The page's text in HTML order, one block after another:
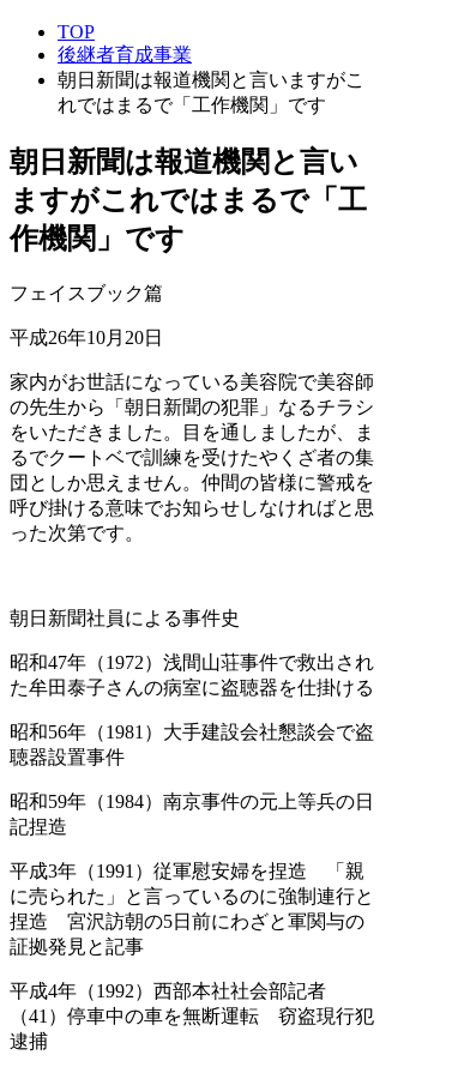
TOP
後継者育成事業
朝日新聞は報道機関と言いますがこ
れではまるで「工作機関」です
朝日新聞は報道機関と言い
ますがこれではまるで「工
作機関」です
フェイスブック篇
平成26年10月20日
家内がお世話になっている美容院で美容師
の先生から「朝日新聞の犯罪」なるチラシ
をいただきました。目を通しましたが、ま
るでクートベで訓練を受けたやくざ者の集
団としか思えません。仲間の皆様に警戒を
呼び掛ける意味でお知らせしなければと思
った次第です。
朝日新聞社員による事件史
昭和47年（1972）浅間山荘事件で救出され
た牟田泰子さんの病室に盗聴器を仕掛ける
昭和56年（1981）大手建設会社懇談会で盗
聴器設置事件
昭和59年（1984）南京事件の元上等兵の日
記捏造
平成3年（1991）従軍慰安婦を捏造 「親
に売られた」と言っているのに強制連行と
捏造 宮沢訪朝の5日前にわざと軍関与の
証拠発見と記事
平成4年（1992）西部本社社会部記者
（41）停車中の車を無断運転 窃盗現行犯
逮捕